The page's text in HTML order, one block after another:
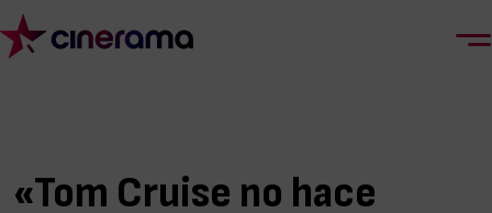
«Tom Cruise no hace